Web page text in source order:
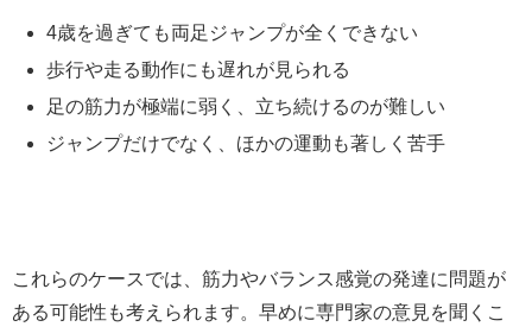
4歳を過ぎても両足ジャンプが全くできない
歩行や走る動作にも遅れが見られる
足の筋力が極端に弱く、立ち続けるのが難しい
ジャンプだけでなく、ほかの運動も著しく苦手
これらのケースでは、筋力やバランス感覚の発達に問題が
ある可能性も考えられます。早めに専門家の意見を聞くこ